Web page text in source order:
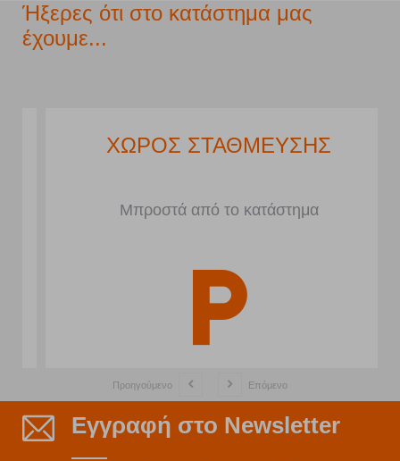
Ήξερες ότι στο κατάστημα μας
έχουμε...
ΧΩΡΟΣ ΣΤΑΘΜΕΥΣΗΣ
Μπροστά από το κατάστημα
Προηγούμενο Επόμενο
Εγγραφή στο Newsletter